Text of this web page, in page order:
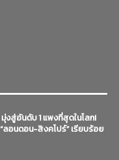
งสู่อันดับ 1 แพงที่สุดในโลก!
ลอนดอน-สิงคโปร์” เรียบร้อย